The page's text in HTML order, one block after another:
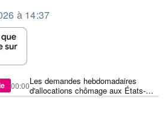
à 14:37
Les demandes hebdomadaires
d'allocations chômage aux États-
Unis reculent dans un contexte de
00:00